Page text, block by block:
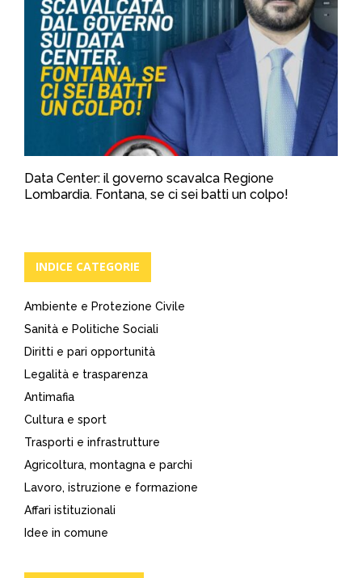
Data Center: il governo scavalca Regione
Lombardia. Fontana, se ci sei batti un colpo!
INDICE CATEGORIE
Ambiente e Protezione Civile
Sanità e Politiche Sociali
Diritti e pari opportunità
Legalità e trasparenza
Antimafia
Cultura e sport
Trasporti e infrastrutture
Agricoltura, montagna e parchi
Lavoro, istruzione e formazione
Affari istituzionali
Idee in comune